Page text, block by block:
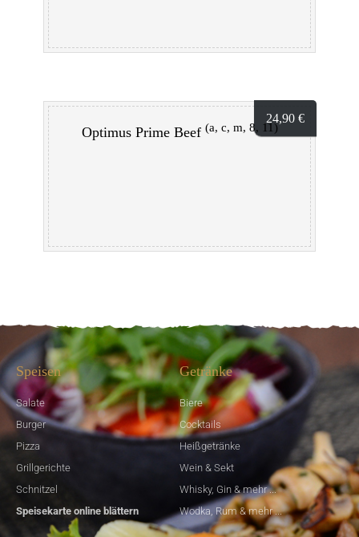
24,90 €
Optimus Prime Beef (a, c, m, 8, 11)
Speisen
Salate
Burger
Pizza
Grillgerichte
Schnitzel
Speisekarte online blättern
Getränke
Biere
Cocktails
Heißgetränke
Wein & Sekt
Whisky, Gin & mehr ...
Wodka, Rum & mehr ...